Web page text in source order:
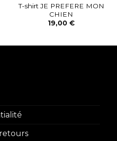
T-shirt JE PREFERE MON
CHIEN
19,00 €